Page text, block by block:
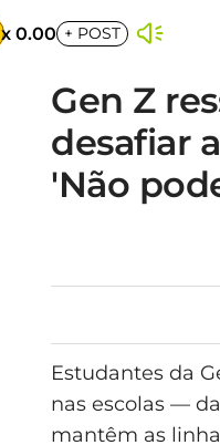
x 0.00 + POST
Gen Z
desafiar
'Não
Estudantes da
nas escolas —
mantêm as